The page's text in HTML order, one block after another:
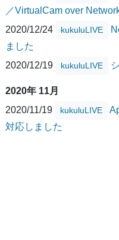
／VirtualCam over
2020/12/24
kukuluLIVE
ました
2020/12/19
kukuluLIVE
2020年 11月
2020/11/19
kukuluLIVE
対応しました